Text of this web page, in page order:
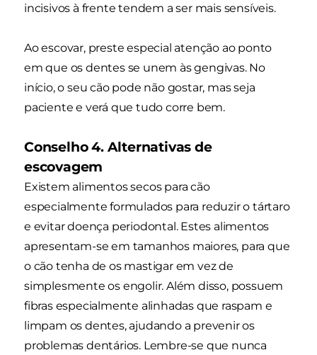
incisivos à frente tendem a ser mais sensíveis.
Ao escovar, preste especial atenção ao ponto
em que os dentes se unem às gengivas. No
início, o seu cão pode não gostar, mas seja
paciente e verá que tudo corre bem.
Conselho 4. Alternativas de
escovagem
Existem alimentos secos para cão
especialmente formulados para reduzir o tártaro
e evitar doença periodontal. Estes alimentos
apresentam-se em tamanhos maiores, para que
o cão tenha de os mastigar em vez de
simplesmente os engolir. Além disso, possuem
fibras especialmente alinhadas que raspam e
limpam os dentes, ajudando a prevenir os
problemas dentários. Lembre-se que nunca